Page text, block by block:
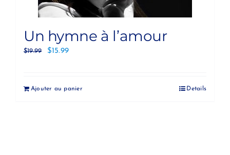
Un hymne à l’amour
$19.99 $15.99
Ajouter au panier Details